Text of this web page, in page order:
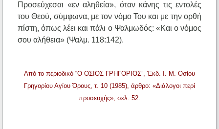
Προσεύχεσαι «εν αληθεία», όταν κάνης τις εντολές
του Θεού, σύμφωνα, με τον νόμο Του και με την ορθή
πίστη, όπως λέει και πάλι ο Ψαλμωδός: «Και ο νόμος
σου αλήθεια» (Ψαλμ. 118:142).
Από το περιοδικό “Ο ΟΣΙΟΣ ΓΡΗΓΟΡΙΟΣ”, Έκδ. Ι. Μ. Οσίου
Γρηγορίου Αγίου Όρους, τ. 10 (1985), άρθρο: «Διάλογοι περί
προσευχής», σελ. 52.